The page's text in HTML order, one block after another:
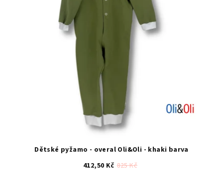
Dětské pyžamo - overal Oli&Oli - khaki barva
412,50 Kč 825 Kč